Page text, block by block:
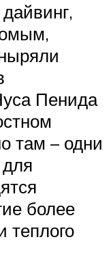
Пенида
там – одни
более
теплого